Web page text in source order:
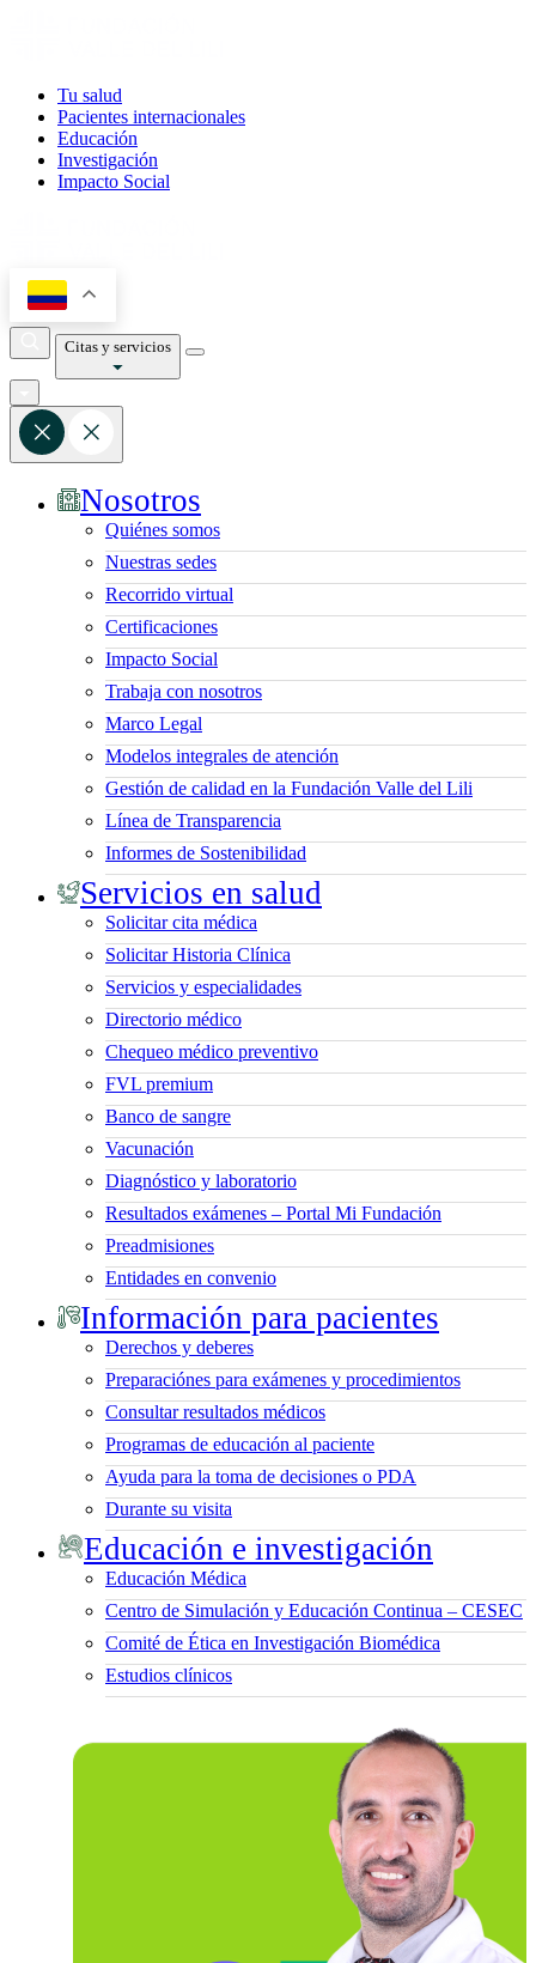
Tu salud
Pacientes internacionales
Educación
Investigación
Impacto Social
Citas y servicios
Nosotros
Quiénes somos
Nuestras sedes
Recorrido virtual
Certificaciones
Impacto Social
Trabaja con nosotros
Marco Legal
Modelos integrales de atención
Gestión de calidad en la Fundación Valle del Lili
Línea de Transparencia
Informes de Sostenibilidad
Servicios en salud
Solicitar cita médica
Solicitar Historia Clínica
Servicios y especialidades
Directorio médico
Chequeo médico preventivo
FVL premium
Banco de sangre
Vacunación
Diagnóstico y laboratorio
Resultados exámenes – Portal Mi Fundación
Preadmisiones
Entidades en convenio
Información para pacientes
Derechos y deberes
Preparaciónes para exámenes y procedimientos
Consultar resultados médicos
Programas de educación al paciente
Ayuda para la toma de decisiones o PDA
Durante su visita
Educación e investigación
Educación Médica
Centro de Simulación y Educación Continua – CESEC
Comité de Ética en Investigación Biomédica
Estudios clínicos